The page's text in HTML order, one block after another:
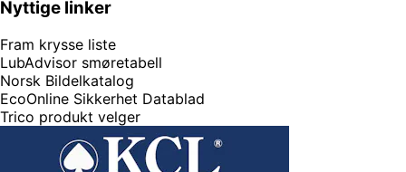
Nyttige linker
Fram krysse liste
LubAdvisor smøretabell
Norsk Bildelkatalog
EcoOnline Sikkerhet Datablad
Trico produkt velger